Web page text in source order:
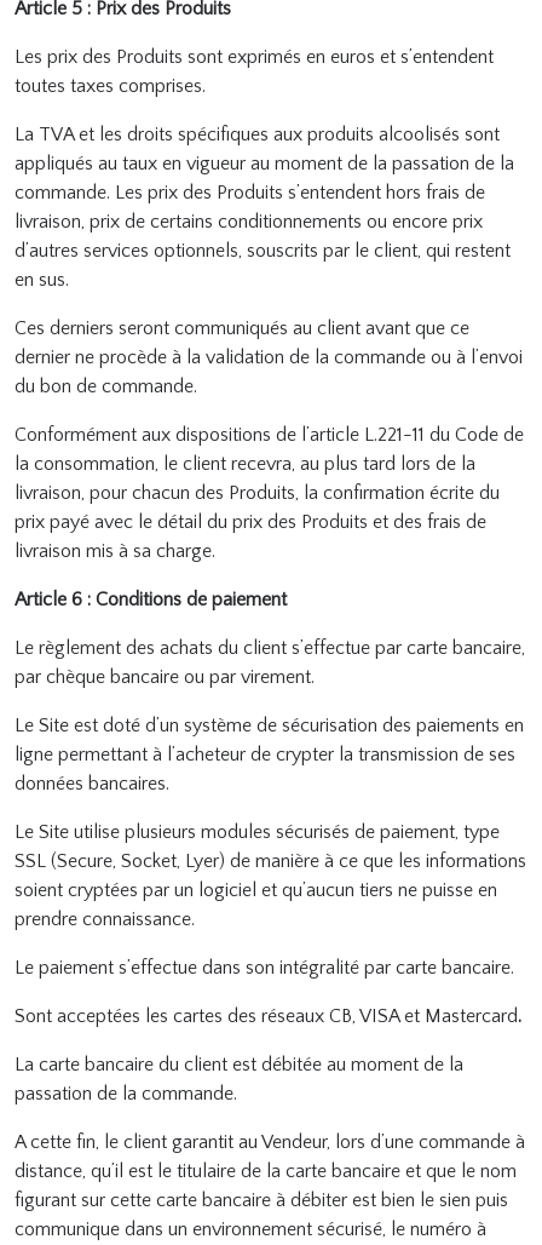
Article 5 : Prix des Produits
Les prix des Produits sont exprimés en euros et s’entendent
toutes taxes comprises.
La TVA et les droits spécifiques aux produits alcoolisés sont
appliqués au taux en vigueur au moment de la passation de la
commande. Les prix des Produits s’entendent hors frais de
livraison, prix de certains conditionnements ou encore prix
d’autres services optionnels, souscrits par le client, qui restent
en sus.
Ces derniers seront communiqués au client avant que ce
dernier ne procède à la validation de la commande ou à l’envoi
du bon de commande.
Conformément aux dispositions de l’article L.221-11 du Code de
la consommation, le client recevra, au plus tard lors de la
livraison, pour chacun des Produits, la confirmation écrite du
prix payé avec le détail du prix des Produits et des frais de
livraison mis à sa charge.
Article 6 : Conditions de paiement
Le règlement des achats du client s’effectue par carte bancaire,
par chèque bancaire ou par virement.
Le Site est doté d’un système de sécurisation des paiements en
ligne permettant à l’acheteur de crypter la transmission de ses
données bancaires.
Le Site utilise plusieurs modules sécurisés de paiement, type
SSL (Secure, Socket, Lyer) de manière à ce que les informations
soient cryptées par un logiciel et qu’aucun tiers ne puisse en
prendre connaissance.
Le paiement s’effectue dans son intégralité par carte bancaire.
Sont acceptées les cartes des réseaux CB, VISA et Mastercard.
La carte bancaire du client est débitée au moment de la
passation de la commande.
A cette fin, le client garantit au Vendeur, lors d’une commande à
distance, qu’il est le titulaire de la carte bancaire et que le nom
figurant sur cette carte bancaire à débiter est bien le sien puis
communique dans un environnement sécurisé, le numéro à